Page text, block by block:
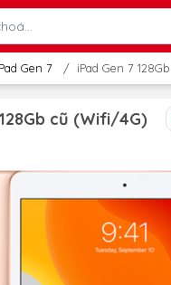
Gen 7 / iPad Gen 7
cũ (Wifi/4G)